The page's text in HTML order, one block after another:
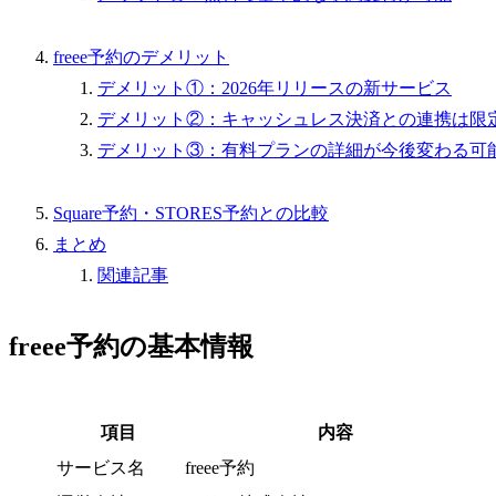
freee予約のデメリット
デメリット①：2026年リリースの新サービス
デメリット②：キャッシュレス決済との連携は限
デメリット③：有料プランの詳細が今後変わる可
Square予約・STORES予約との比較
まとめ
関連記事
freee予約の基本情報
項目
内容
サービス名
freee予約